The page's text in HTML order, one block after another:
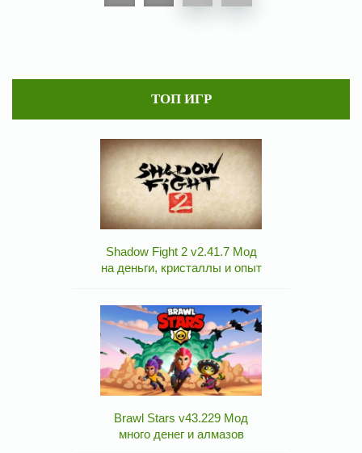
ТОП ИГР
Shadow Fight 2 v2.41.7 Мод
на деньги, кристаллы и опыт
Brawl Stars v43.229 Мод
много денег и алмазов